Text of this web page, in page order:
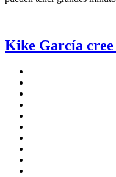
Kike García cree